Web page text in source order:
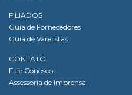
FILIADOS
Guia de Fornecedores
Guia de Varejistas
CONTATO
Fale Conosco
Assessoria de Imprensa